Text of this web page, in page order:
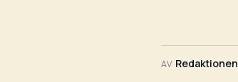
AV Redaktionen